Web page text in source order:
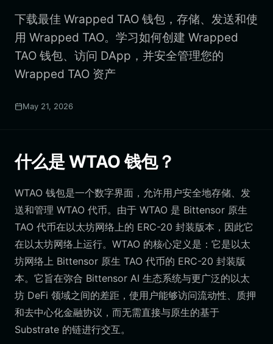
Português (Brasil)
Español (Argentina)
下载最佳 Wrapped TAO 钱包，存储、发送和使
用 Wrapped TAO。学习如何创建 Wrapped
TAO 钱包、访问 DApp，并安全管理您的
Wrapped TAO 资产
May 21, 2026
什么是 WTAO 钱包？
WTAO 钱包是一个数字界面，允许用户安全地存储、发
送和管理 WTAO 代币。由于 WTAO 是 Bittensor 原生
TAO 代币在以太坊网络上的 ERC-20 封装版本，因此它
在以太坊网络上运行。WTAO 的核心定义是：它是以太
坊网络上 Bittensor 原生 TAO 代币的 ERC-20 封装版
本。它旨在弥合 Bittensor AI 生态系统与更广泛的以太
坊 DeFi 领域之间的差距，使用户能够访问流动性、质押
和去中心化金融协议，而无需直接与原生的基于
Substrate 的链进行交互。